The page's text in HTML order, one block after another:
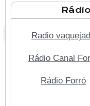
Radio
Rádio Canal
Rádio Forró